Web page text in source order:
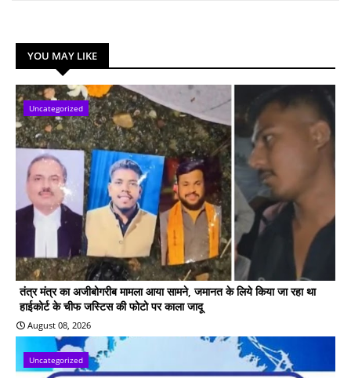
YOU MAY LIKE
Uncategorized
तंत्र मंत्र का अजीबोगरीब मामला आया सामने, जमानत के लिये किया जा रहा था
हाईकोर्ट के चीफ जस्टिस की फोटो पर काला जादू
August 08, 2026
Uncategorized